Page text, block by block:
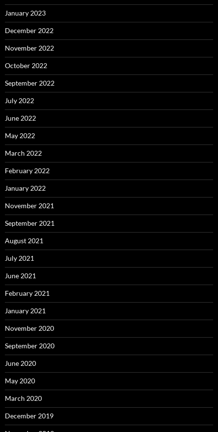
January 2023
December 2022
November 2022
October 2022
September 2022
July 2022
June 2022
May 2022
March 2022
February 2022
January 2022
November 2021
September 2021
August 2021
July 2021
June 2021
February 2021
January 2021
November 2020
September 2020
June 2020
May 2020
March 2020
December 2019